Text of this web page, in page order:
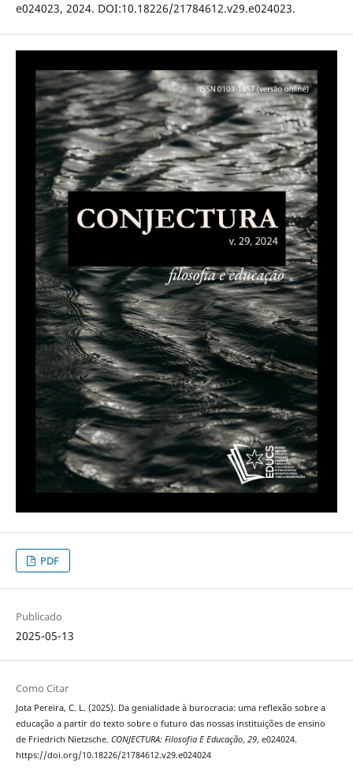
e024023, 2024. DOI:10.18226/21784612.v29.e024023.
PDF
Publicado
2025-05-13
Como Citar
Jota Pereira, C. L. (2025). Da genialidade à burocracia: uma reflexão sobre a
educação a partir do texto sobre o futuro das nossas instituições de ensino
de Friedrich Nietzsche. CONJECTURA: Filosofia E Educação, 29, e024024.
https://doi.org/10.18226/21784612.v29.e024024